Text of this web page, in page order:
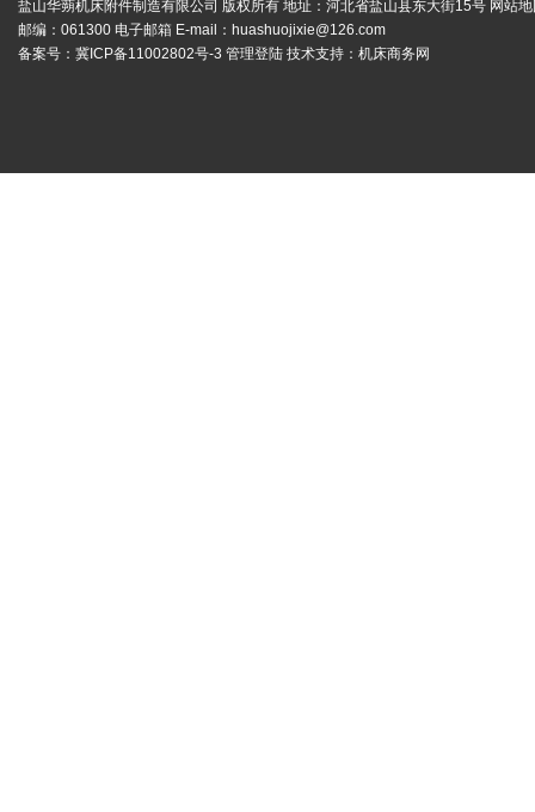
盐山华蒴机床附件制造有限公司 版权所有 地址：河北省盐山县东大街15号 网站
邮编：061300 电子邮箱 E-mail： huashuojixie@126.com
备案号： 冀ICP备11002802号-3 管理登陆 技术支持： 机床商务网